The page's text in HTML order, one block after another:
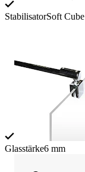
StabilisatorSoft
Glasstärke6 mm